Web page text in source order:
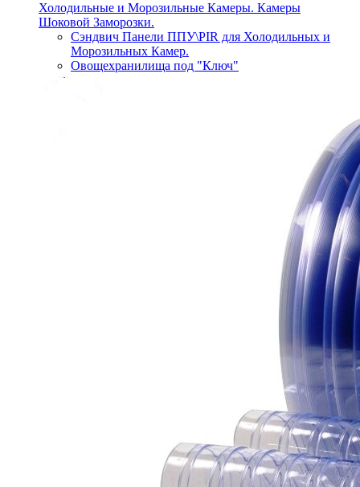
Холодильные и Морозильные Камеры. Камеры
Шоковой Заморозки.
Сэндвич Панели ППУ\PIR для Холодильных и
Морозильных Камер.
Овощехранилища под "Ключ"